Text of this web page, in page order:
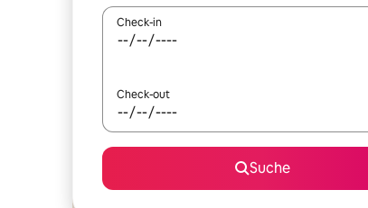
Check-in
Check-out
Suche